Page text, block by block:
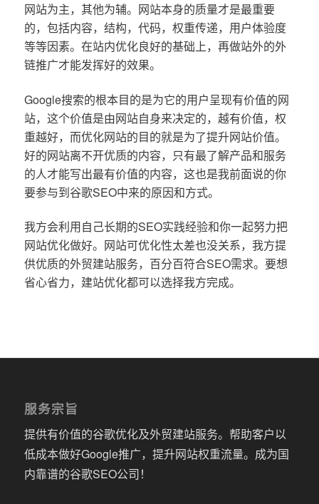
网站为主，其他为辅。网站本身的质量才是最重要
的，包括内容，结构，代码，权重传递，用户体验度
等等因素。在站内优化良好的基础上，再做站外的外
链推广才能发挥好的效果。
Google搜索的根本目的是为它的用户呈现有价值的网
站，这个价值是由网站自身来决定的，越有价值，权
重越好，而优化网站的目的就是为了提升网站价值。
好的网站离不开优质的内容，只有最了解产品和服务
的人才能写出最有价值的内容，这也是我前面说的你
要参与到谷歌SEO中来的原因和方式。
我方会利用自己长期的SEO实践经验和你一起努力把
网站优化做好。网站可优化性太差也没关系，我方提
供优质的外贸建站服务，百分百符合SEO需求。要想
省心省力，建站优化都可以选择我方完成。
服务宗旨
提供有价值的谷歌优化及外贸建站服务。帮助客户以
低成本做好Google推广，提升网站权重流量。成为国
内靠谱的谷歌SEO公司！